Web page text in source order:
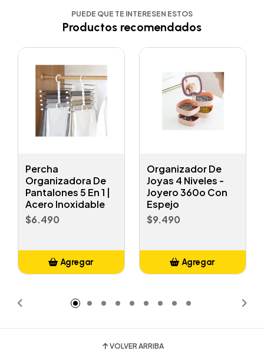
PUEDE QUE TE INTERESEN ESTOS
Productos recomendados
Percha
Organizadora De
Pantalones 5 En 1 |
Acero Inoxidable
$6.490
Agregar
Organizador De
Joyas 4 Niveles -
Joyero 360o Con
Espejo
$9.490
Agregar
VOLVER ARRIBA